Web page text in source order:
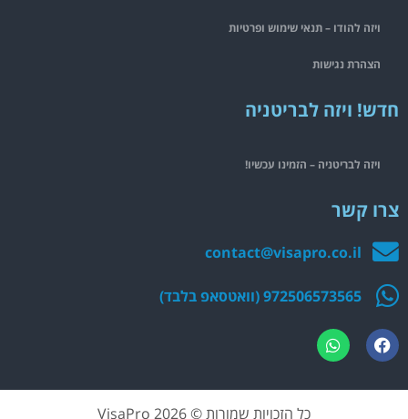
ויזה להודו – תנאי שימוש ופרטיות
הצהרת נגישות
חדש! ויזה לבריטניה
ויזה לבריטניה – הזמינו עכשיו!
צרו קשר
contact@visapro.co.il
972506573565 (וואטסאפ בלבד)
כל הזכויות שמורות © 2026 VisaPro